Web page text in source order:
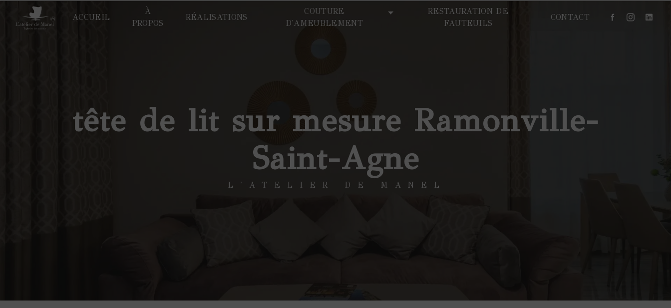
ACCUEIL
À
PROPOS
RÉALISATIONS
COUTURE
D'AMEUBLEMENT
RESTAURATION DE
FAUTEUILS
CONTACT
tête de lit sur mesure Ramonville-
Saint-Agne
L'ATELIER DE MANEL
Panneau de gestion des cookies